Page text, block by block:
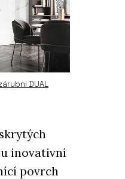
systém
detailů
DUAL
inovativní
povrch